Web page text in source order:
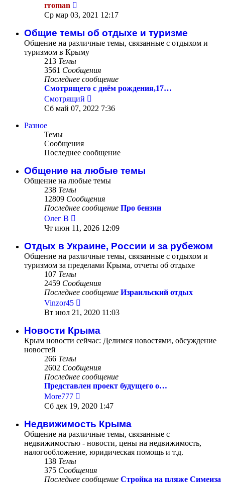
rroman
к
последнему
сообщению
Ср мар 03, 2021 12:17
Общие темы об отдыхе и туризме
Общение на различные темы, связанные с отдыхом и
туризмом в Крыму
213 Темы
3561 Сообщения
Последнее сообщение
Смотрящего с днём рождения,17…
Смотрящий
к
Сб май 07, 2022 7:36
Разное
Темы
Сообщения
Последнее сообщение
Общение на любые темы
Общение на любые темы
238 Темы
12809 Сообщения
Последнее сообщение Про бензин
Олег В
к
последнему
сообщению
Чт июн 11, 2026 12:09
Отдых в Украине, России и за рубежом
Общение на различные темы, связанные с отдыхом и
туризмом за пределами Крыма, отчеты об отдыхе
107 Темы
2459 Сообщения
Последнее сообщение Израильский отдых
Vinzor45
последнему
сообщению
Вт июл 21, 2020 11:03
Новости Крыма
Крым новости сейчас: Делимся новостями, обсуждение
новостей
266 Темы
2602 Сообщения
Последнее сообщение
Представлен проект будущего о…
More777
к
сообщению
Сб дек 19, 2020 1:47
Недвижимость Крыма
Общение на различные темы, связанные с
недвижимостью - новости, цены на недвижимость,
налогообложение, юридическая помощь и т.д.
138 Темы
375 Сообщения
Последнее сообщение Стройка на пляже Симеиза